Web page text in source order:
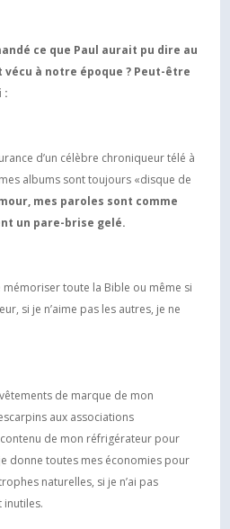
ce que Paul aurait pu dire au
vécu à notre époque ? Peut-être
:
d’un célèbre chroniqueur télé à
albums sont toujours «disque de
mes paroles sont comme
un pare-brise gelé.
toute la Bible ou même si
si je n’aime pas les autres, je ne
de marque de mon
aux associations
de mon réfrigérateur pour
donne toutes mes économies pour
naturelles, si je n’ai pas
inutiles.